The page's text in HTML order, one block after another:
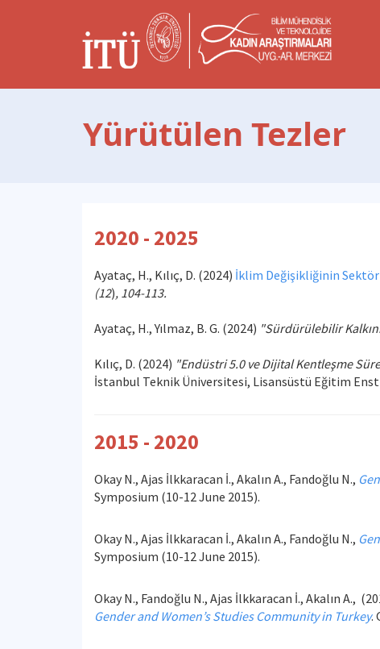
Yürütülen Tezler
2020 - 2025
Ayataç, H., Kılıç, D. (2024) İklim Değişikliğinin
(12), 104-113.
Ayataç, H., Yılmaz, B. G. (2024) "Sürdürülebilir
Kılıç, D. (2024) "Endüstri 5.0 ve Dijital Kentleşme
İstanbul Teknik Üniversitesi, Lisansüstü Eğitim
2015 - 2020
Okay N., Ajas İlkkaracan İ., Akalın A., Fandoğlu N.,
Symposium (10-12 June 2015).
Okay N., Ajas İlkkaracan İ., Akalın A., Fandoğlu N.,
Symposium (10-12 June 2015).
Okay N., Fandoğlu N., Ajas İlkkaracan İ., Akalın A.,
Gender and Women’s Studies Community in Turkey.